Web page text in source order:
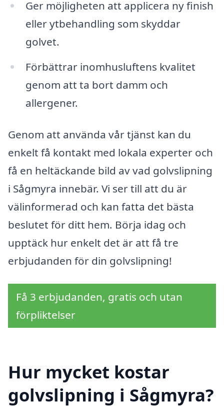
Ger möjligheten att applicera ny finish
eller ytbehandling som skyddar
golvet.
Förbättrar inomhusluftens kvalitet
genom att ta bort damm och
allergener.
Genom att använda vår tjänst kan du
enkelt få kontakt med lokala experter och
få en heltäckande bild av vad golvslipning
i Sågmyra innebär. Vi ser till att du är
välinformerad och kan fatta det bästa
beslutet för ditt hem. Börja idag och
upptäck hur enkelt det är att få tre
erbjudanden för din golvslipning!
Få 3 erbjudanden, gratis och utan
förpliktelser
Hur mycket kostar
golvslipning i Sågmyra?